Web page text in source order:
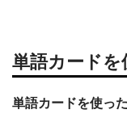
単語カードを
単語カードを使っ